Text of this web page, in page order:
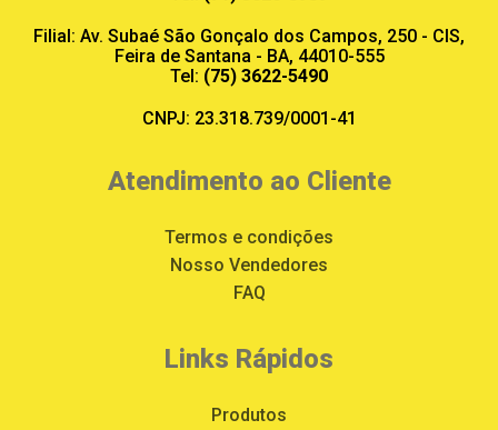
Filial: Av. Subaé São Gonçalo dos Campos, 250 - CIS,
Feira de Santana - BA, 44010-555
Tel: (75) 3622-5490
CNPJ: 23.318.739/0001-41
Atendimento ao Cliente
Termos e condições
Nosso Vendedores
FAQ
Links Rápidos
Produtos